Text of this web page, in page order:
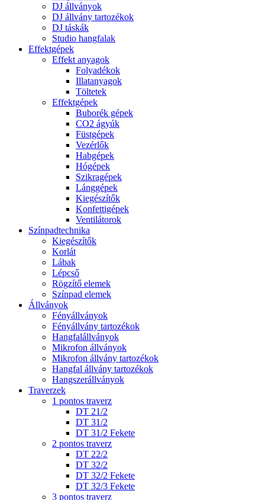
DJ állványok
DJ állvány tartozékok
DJ táskák
Studio hangfalak
Effektgépek
Effekt anyagok
Folyadékok
Illatanyagok
Töltetek
Effektgépek
Buborék gépek
CO2 ágyúk
Füstgépek
Vezérlők
Habgépek
Hógépek
Szikragépek
Lánggépek
Kiegészítők
Konfettigépek
Ventilátorok
Színpadtechnika
Kiegészítők
Korlát
Lábak
Lépcső
Rögzítő elemek
Színpad elemek
Állványok
Fényállványok
Fényállvány tartozékok
Hangfalállványok
Mikrofon állványok
Mikrofon állvány tartozékok
Hangfal állvány tartozékok
Hangszerállványok
Traverzek
1 pontos traverz
DT 21/2
DT 31/2
DT 31/2 Fekete
2 pontos traverz
DT 22/2
DT 32/2
DT 32/2 Fekete
DT 32/3 Fekete
3 pontos traverz